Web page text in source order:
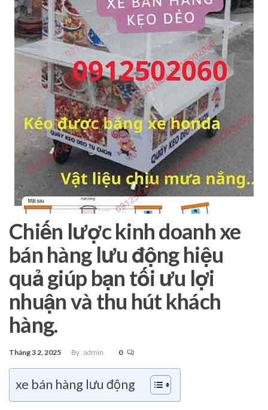
Chiến lược kinh doanh xe
bán hàng lưu động hiệu
quả giúp bạn tối ưu lợi
nhuận và thu hút khách
hàng.
Tháng 3 2, 2025 By admin 0
xe bán hàng lưu động